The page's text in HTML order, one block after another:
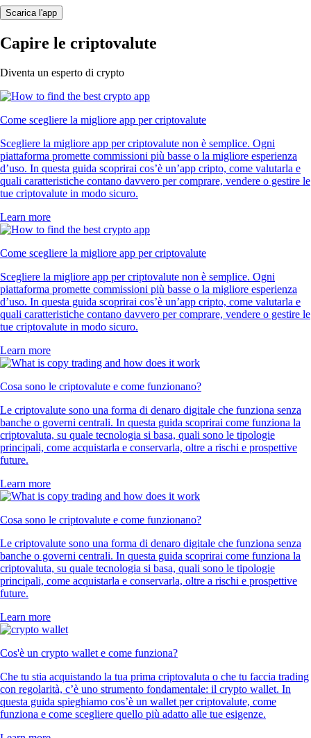
Scarica l'app
Capire le criptovalute
Diventa un esperto di crypto
Come scegliere la migliore app per criptovalute
Scegliere la migliore app per criptovalute non è semplice. Ogni
piattaforma promette commissioni più basse o la migliore esperienza
d’uso. In questa guida scoprirai cos’è un’app cripto, come valutarla e
quali caratteristiche contano davvero per comprare, vendere o gestire le
tue criptovalute in modo sicuro.
Learn more
Come scegliere la migliore app per criptovalute
Scegliere la migliore app per criptovalute non è semplice. Ogni
piattaforma promette commissioni più basse o la migliore esperienza
d’uso. In questa guida scoprirai cos’è un’app cripto, come valutarla e
quali caratteristiche contano davvero per comprare, vendere o gestire le
tue criptovalute in modo sicuro.
Learn more
Cosa sono le criptovalute e come funzionano?
Le criptovalute sono una forma di denaro digitale che funziona senza
banche o governi centrali. In questa guida scoprirai come funziona la
criptovaluta, su quale tecnologia si basa, quali sono le tipologie
principali, come acquistarla e conservarla, oltre a rischi e prospettive
future.
Learn more
Cosa sono le criptovalute e come funzionano?
Le criptovalute sono una forma di denaro digitale che funziona senza
banche o governi centrali. In questa guida scoprirai come funziona la
criptovaluta, su quale tecnologia si basa, quali sono le tipologie
principali, come acquistarla e conservarla, oltre a rischi e prospettive
future.
Learn more
Cos'è un crypto wallet e come funziona?
Che tu stia acquistando la tua prima criptovaluta o che tu faccia trading
con regolarità, c’è uno strumento fondamentale: il crypto wallet. In
questa guida spieghiamo cos’è un wallet per criptovalute, come
funziona e come scegliere quello più adatto alle tue esigenze.